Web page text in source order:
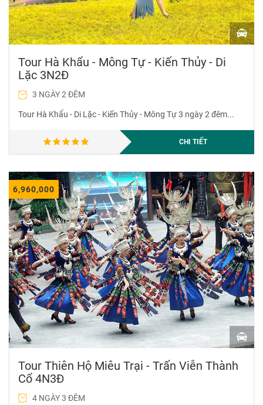
Tour Hà Khẩu - Mông Tự - Kiến Thủy - Di
Lặc 3N2Đ
3 NGÀY 2 ĐÊM
Tour Hà Khẩu - Di Lặc - Kiến Thủy - Mông Tự 3 ngày 2 đêm...
CHI TIẾT
6,960,000
Tour Thiên Hộ Miêu Trại - Trấn Viễn Thành
Cổ 4N3Đ
4 NGÀY 3 ĐÊM